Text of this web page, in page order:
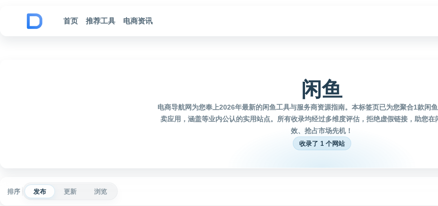
首页
推荐工具 电商资讯
闲鱼
电商导航网为您奉上2026年最新的闲鱼工具与服务商资源指南。本标签页已为您聚合1款闲
卖应用，涵盖等业内公认的实用站点。所有收录均经过多维度评估，拒绝虚假链接，助您在
效、抢占市场先机！
收录了 1 个网站
排序 发布 更新 浏览